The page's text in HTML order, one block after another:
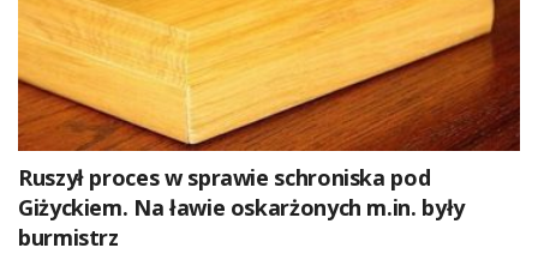
Ruszył proces w sprawie schroniska pod
Giżyckiem. Na ławie oskarżonych m.in. były
burmistrz